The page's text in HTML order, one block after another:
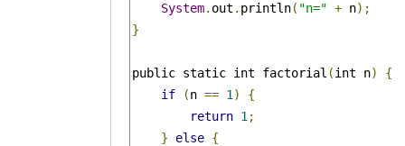
System. out . println( "n=" + n);
}
public static int factorial (int n)
{
if
(n == 1 )
{
return 1 ;
}
else {